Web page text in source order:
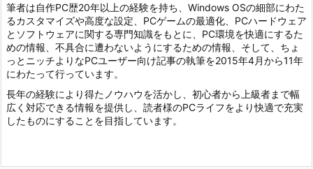
筆者は自作PC歴20年以上の経験を持ち、Windows OSの細部にわた
るカスタマイズや高度な設定、PCゲームの最適化、PCハードウェア
とソフトウェアに関する専門知識をもとに、PC環境を快適にするた
めの情報、不具合に遭わないようにするための情報、そして、ちょ
っとニッチよりなPCユーザー向け記事の執筆を2015年4月から11年
にわたって行っています。
長年の経験により得たノウハウを活かし、初心者から上級者まで幅
広く対応できる情報を提供し、読者様のPCライフをより快適で充実
したものにすることを目指しています。